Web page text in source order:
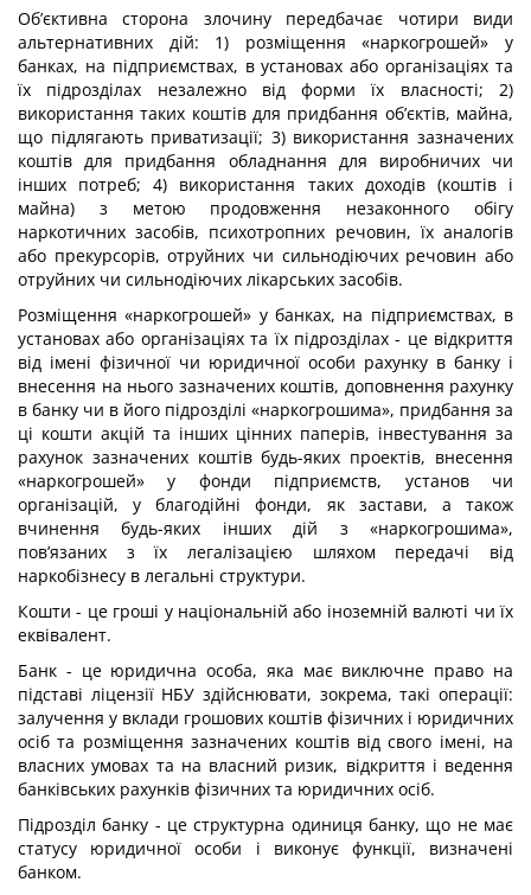
Об’єктивна сторона злочину передбачає чотири види
альтернативних дій: 1) розміщення «наркогрошей» у
банках, на підприємствах, в установах або організа­ціях та
їх підрозділах незалежно від форми їх власності; 2)
використання таких коштів для придбання об’єктів, майна,
що підлягають приватизації; 3) використання зазна­чених
коштів для придбання обладнання для виробничих чи
інших потреб; 4) вико­ристання таких доходів (коштів і
майна) з метою продовження незаконного обігу
наркотичних засобів, психотропних речовин, їх аналогів
або прекурсорів, отруйних чи сильнодіючих речовин або
отруйних чи сильнодіючих лікарських засобів.
Розміщення «наркогрошей» у банках, на підприємствах, в
установах або орга­нізаціях та їх підрозділах - це відкриття
від імені фізичної чи юридичної особи ра­хунку в банку і
внесення на нього зазначених коштів, доповнення рахунку
в банку чи в його підрозділі «наркогрошима», придбання за
ці кошти акцій та інших цінних па­перів, інвестування за
рахунок зазначених коштів будь-яких проектів, внесення
«нар­когрошей» у фонди підприємств, установ чи
організацій, у благодійні фонди, як за­стави, а також
вчинення будь-яких інших дій з «наркогрошима»,
пов’язаних з їх лега­лізацією шляхом передачі від
наркобізнесу в легальні структури.
Кошти - це гроші у національній або іноземній валюті чи їх
еквівалент.
Банк - це юридична особа, яка має виключне право на
підставі ліцензії НБУ здій­снювати, зокрема, такі операції:
залучення у вклади грошових коштів фізичних і юри­дичних
осіб та розміщення зазначених коштів від свого імені, на
власних умовах та на власний ризик, відкриття і ведення
банківських рахунків фізичних та юридичних осіб.
Підрозділ банку - це структурна одиниця банку, що не має
статусу юридичної особи і виконує функції, визначені
банком.